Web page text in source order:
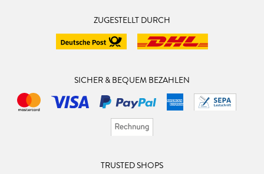
ZUGESTELLT DURCH
SICHER & BEQUEM BEZAHLEN
TRUSTED SHOPS